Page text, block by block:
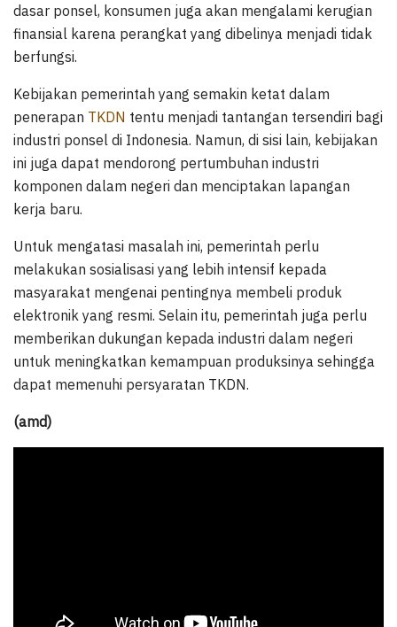
dasar ponsel, konsumen juga akan mengalami kerugian
finansial karena perangkat yang dibelinya menjadi tidak
berfungsi.
Kebijakan pemerintah yang semakin ketat dalam
penerapan TKDN tentu menjadi tantangan tersendiri bagi
industri ponsel di Indonesia. Namun, di sisi lain, kebijakan
ini juga dapat mendorong pertumbuhan industri
komponen dalam negeri dan menciptakan lapangan
kerja baru.
Untuk mengatasi masalah ini, pemerintah perlu
melakukan sosialisasi yang lebih intensif kepada
masyarakat mengenai pentingnya membeli produk
elektronik yang resmi. Selain itu, pemerintah juga perlu
memberikan dukungan kepada industri dalam negeri
untuk meningkatkan kemampuan produksinya sehingga
dapat memenuhi persyaratan TKDN.
(amd)